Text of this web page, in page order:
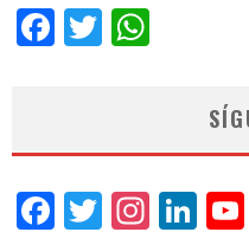
Facebook
Twitter
Facebook
Twitter